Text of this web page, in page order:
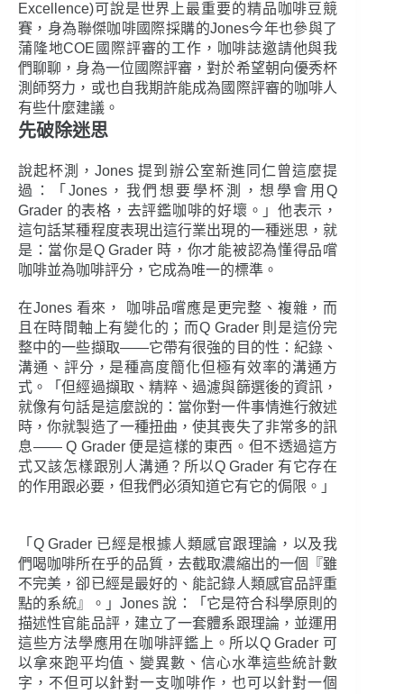
Excellence)可說是世界上最重要的精品咖啡豆競
賽，身為聯傑咖啡國際採購的Jones今年也參與了
蒲隆地COE國際評審的工作，咖啡誌邀請他與我
們聊聊，身為一位國際評審，對於希望朝向優秀杯
測師努力，或也自我期許能成為國際評審的咖啡人
有些什麼建議。
先破除迷思
說起杯測，Jones 提到辦公室新進同仁曾這麼提
過：「Jones，我們想要學杯測，想學會用Q
Grader 的表格，去評鑑咖啡的好壞。」他表示，
這句話某種程度表現出這行業出現的一種迷思，就
是：當你是Q Grader 時，你才能被認為懂得品嚐
咖啡並為咖啡評分，它成為唯一的標準。
在Jones 看來， 咖啡品嚐應是更完整、複雜，而
且在時間軸上有變化的；而Q Grader 則是這份完
整中的一些擷取――它帶有很強的目的性：紀錄、
溝通、評分，是種高度簡化但極有效率的溝通方
式。「但經過擷取、精粹、過濾與篩選後的資訊，
就像有句話是這麼說的：當你對一件事情進行敘述
時，你就製造了一種扭曲，使其喪失了非常多的訊
息―― Q Grader 便是這樣的東西。但不透過這方
式又該怎樣跟別人溝通？所以Q Grader 有它存在
的作用跟必要，但我們必須知道它有它的侷限。」
「Q Grader 已經是根據人類感官跟理論，以及我
們喝咖啡所在乎的品質，去截取濃縮出的一個『雖
不完美，卻已經是最好的、能記錄人類感官品評重
點的系統』。」Jones 說：「它是符合科學原則的
描述性官能品評，建立了一套體系跟理論，並運用
這些方法學應用在咖啡評鑑上。所以Q Grader 可
以拿來跑平均值、變異數、信心水準這些統計數
字，不但可以針對一支咖啡作，也可以針對一個